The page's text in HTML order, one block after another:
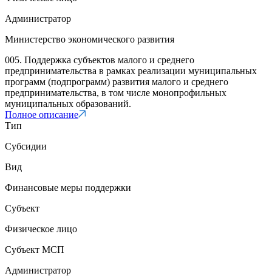
Администратор
Министерство экономического развития
005. Поддержка субъектов малого и среднего
предпринимательства в рамках реализации муниципальных
программ (подпрограмм) развития малого и среднего
предпринимательства, в том числе монопрофильных
муниципальных образований.
Полное описание
Тип
Субсидии
Вид
Финансовые меры поддержки
Субъект
Физическое лицо
Субъект МСП
Администратор